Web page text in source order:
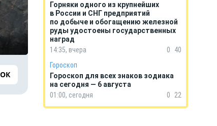
ОК
Горняки одного из крупнейших
в России и СНГ предприятий
по добыче и обогащению железной
руды удостоены государственных
наград
14:35, вчера
0
40
Гороскоп
Гороскоп для всех знаков зодиака
на сегодня — 6 августа
01:00, сегодня
0 22